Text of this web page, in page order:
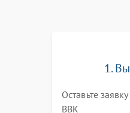
1.
Оставьте
BBK